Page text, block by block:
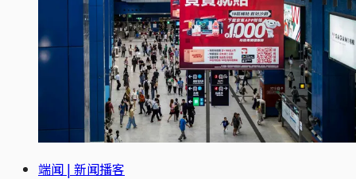
端闻 | 新闻播客